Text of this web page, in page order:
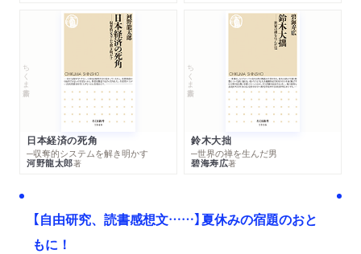
ちくま新書
日本経済の死角
─収奪的システムを解き明かす
河野龍太郎著
ちくま新書
鈴木大拙
─世界の禅を生んだ男
碧海寿広著
【自由研究、読書感想文……】夏休みの宿題のおと
もに！